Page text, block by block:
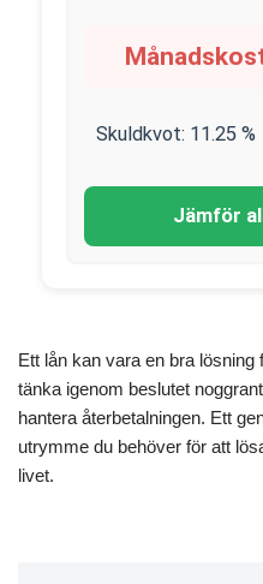
Skuldkvot: 11.25 %
Jämför
Ett lån kan vara en bra
tänka igenom beslutet
hantera återbetalningen. Ett
utrymme du behöver för att
livet.